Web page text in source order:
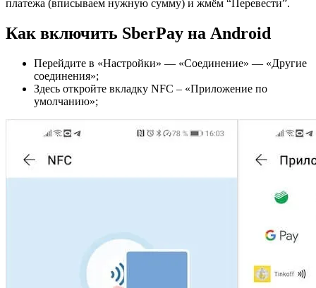
платежа (вписываем нужную сумму) и жмём “Перевести”.
Как включить SberPay на Android
Перейдите в «Настройки» — «Соединение» — «Другие
соединения»;
Здесь откройте вкладку NFC – «Приложение по
умолчанию»;